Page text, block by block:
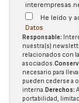
He leído y
Datos
Responsable:
nuestra(s)
relacionados con
asociados.
necesario para
pueden cederse a
interna.Derechos:
portabilidad,